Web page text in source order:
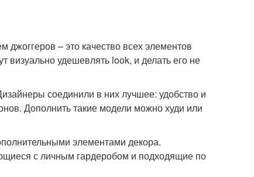
джоггеров – это качество всех элементов
удешевлять look, и делать его не
соединили в них лучшее: удобство и
Дополнить такие модели можно худи или
элементами декора.
с личным гардеробом и подходящие по